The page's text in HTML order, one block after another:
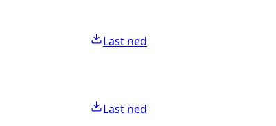
Last ned
Last ned